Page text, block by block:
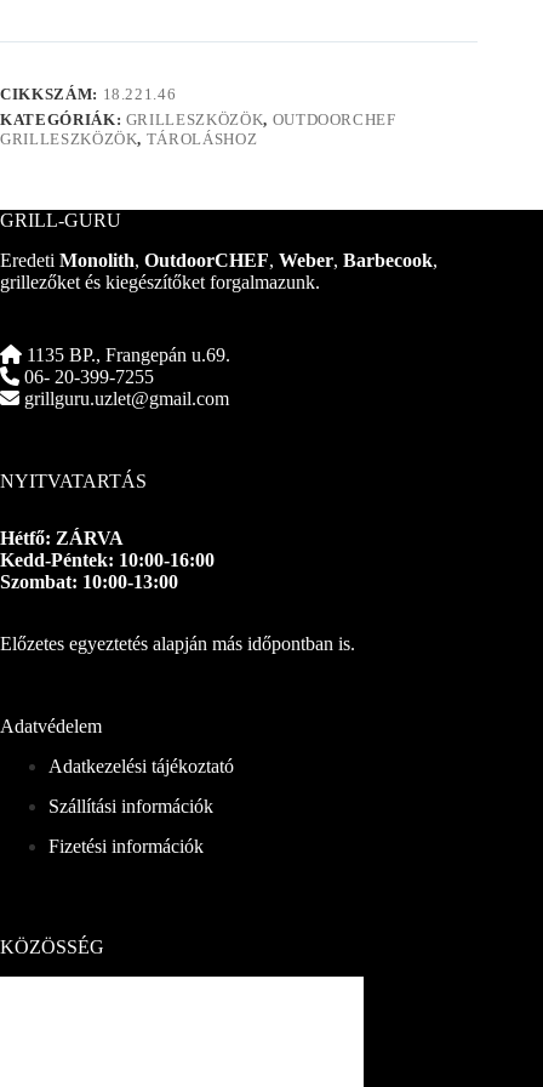
CIKKSZÁM: 18.221.46
KATEGÓRIÁK: GRILLESZKÖZÖK, OUTDOORCHEF
GRILLESZKÖZÖK, TÁROLÁSHOZ
GRILL-GURU
Eredeti Monolith, OutdoorCHEF, Weber, Barbecook,
grillezőket és kiegészítőket forgalmazunk.
1135 BP., Frangepán u.69.
06- 20-399-7255
grillguru.uzlet@gmail.com
NYITVATARTÁS
Hétfő: ZÁRVA
Kedd-Péntek: 10:00-16:00
Szombat: 10:00-13:00
Előzetes egyeztetés alapján más időpontban is.
Adatvédelem
Adatkezelési tájékoztató
Szállítási információk
Fizetési információk
KÖZÖSSÉG